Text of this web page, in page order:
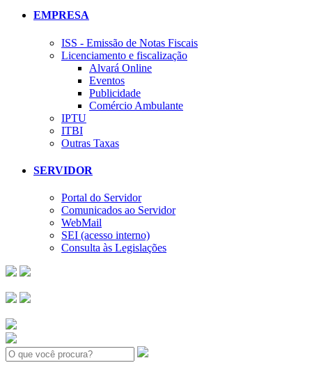
EMPRESA
ISS - Emissão de Notas Fiscais
Licenciamento e fiscalização
Alvará Online
Eventos
Publicidade
Comércio Ambulante
IPTU
ITBI
Outras Taxas
SERVIDOR
Portal do Servidor
Comunicados ao Servidor
WebMail
SEI (acesso interno)
Consulta às Legislações
Search: